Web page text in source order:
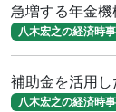
急増する年金機
八木宏之の経済時
補助金を活用
八木宏之の経済時